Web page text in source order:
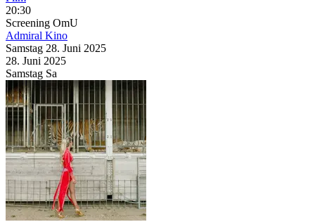
20:30
Screening OmU
Admiral Kino
Samstag 28. Juni 2025
28. Juni 2025
Samstag Sa